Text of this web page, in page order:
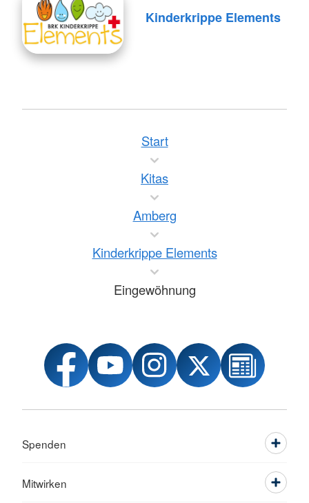
Kinderkrippe Elements
Start
Kitas
Amberg
Kinderkrippe Elements
Eingewöhnung
Spenden
Mitwirken